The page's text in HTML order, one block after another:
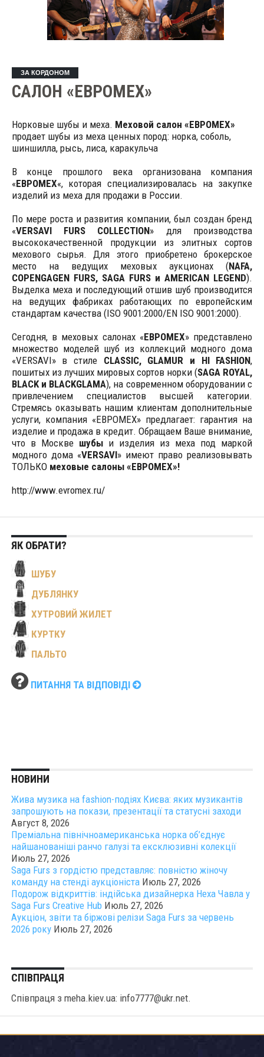
ЗА КОРДОНОМ
САЛОН «ЕВРОМЕХ»
Норковые шубы и меха. Меховой салон «ЕВРОМЕХ»
продает шубы из меха ценных пород: норка, соболь,
шиншилла, рысь, лиса, каракульча
В конце прошлого века организована компания
«ЕВРОМЕХ«, которая специализировалась на закупке
изделий из меха для продажи в России.
По мере роста и развития компании, был создан бренд
«VERSAVI FURS COLLECTION» для производства
высококачественной продукции из элитных сортов
мехового сырья. Для этого приобретено брокерское
место на ведущих меховых аукционах (NAFA,
COPENGAGEN FURS, SAGA FURS и AMERICAN LEGEND).
Выделка меха и последующий отшив шуб производится
на ведущих фабриках работающих по европейским
стандартам качества (ISO 9001:2000/EN ISO 9001:2000).
Сегодня, в меховых салонах «ЕВРОМЕХ» представлено
множество моделей шуб из коллекций модного дома
«VERSAVI» в стиле CLASSIC, GLAMUR и HI FASHION,
пошитых из лучших мировых сортов норки (SAGA ROYAL,
BLACK и BLACKGLAMA), на современном оборудовании с
привлечением специалистов высшей категории.
Стремясь оказывать нашим клиентам дополнительные
услуги, компания «ЕВРОМЕХ» предлагает: гарантия на
изделие и продажа в кредит. Обращаем Ваше внимание,
что в Москве шубыи изделия из меха под маркой
модного дома «VERSAVI» имеют право реализовывать
ТОЛЬКО меховые салоны «ЕВРОМЕХ»!
http://www.evromex.ru/
ЯК ОБРАТИ?
ШУБУ
ДУБЛЯНКУ
ХУТРОВИЙ ЖИЛЕТ
КУРТКУ
ПАЛЬТО
ПИТАННЯ ТА ВІДПОВІДІ
НОВИНИ
Жива музика на fashion-подіях Києва: яких музикантів
запрошують на покази, презентації та статусні заходи
Август 8, 2026
Преміальна північноамериканська норка об’єднує
найшанованіші ранчо галузі та ексклюзивні колекції
Июль 27, 2026
Saga Furs з гордістю представляє: повністю жіночу
команду на стенді аукціоніста Июль 27, 2026
Подорож відкриттів: індійська дизайнерка Неха Чавла у
Saga Furs Creative Hub Июль 27, 2026
Аукціон, звіти та біржові релізи Saga Furs за червень
2026 року Июль 27, 2026
СПІВПРАЦЯ
Співпраця з meha.kiev.ua: info7777@ukr.net.